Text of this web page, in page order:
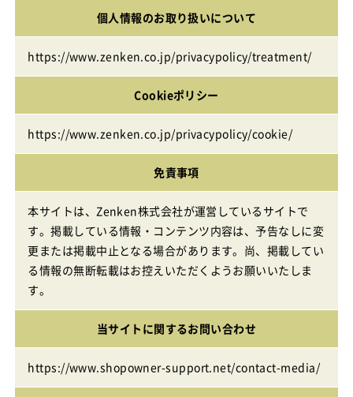
個人情報のお取り扱いについて
https://www.zenken.co.jp/privacypolicy/treatment/
Cookieポリシー
https://www.zenken.co.jp/privacypolicy/cookie/
免責事項
本サイトは、Zenken株式会社が運営しているサイトで
す。掲載している情報・コンテンツ内容は、予告なしに変
更または掲載中止となる場合があります。尚、掲載してい
る情報の無断転載はお控えいただくようお願いいたしま
す。
当サイトに関するお問い合わせ
https://www.shopowner-support.net/contact-media/